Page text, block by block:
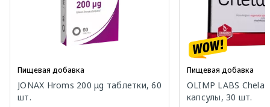
Пищевая добавка
JONAX Hroms 200 μg таблетки, 60
шт.
Пищевая добавка
OLIMP LABS
капсулы, 30 шт.